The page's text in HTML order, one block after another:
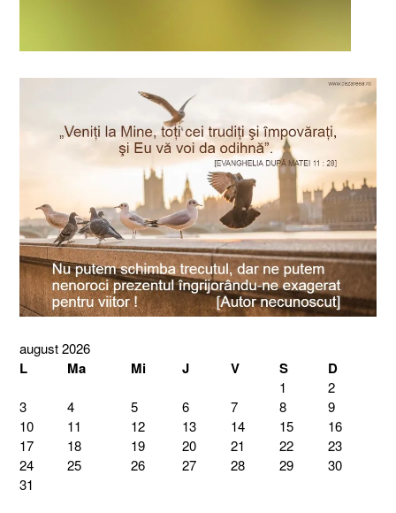
august 2026
L Ma Mi J V S D
1
2
3
4 5 6 7 8
9
10
11 12 13 14 15
16
17
18 19 20 21 22
23
24
25 26 27 28 29
30
31